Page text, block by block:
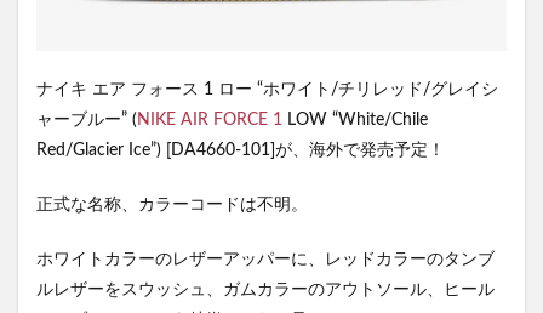
ナイキ エア フォース 1 ロー “ホワイト/チリレッド/グレイシ
ャーブルー” ( NIKE AIR FORCE 1 LOW “White/Chile
Red/Glacier Ice”) [DA4660-101]が、海外で発売予定！
正式な名称、カラーコードは不明。
ホワイトカラーのレザーアッパーに、レッドカラーのタンブ
ルレザーをスウッシュ、ガムカラーのアウトソール、ヒール